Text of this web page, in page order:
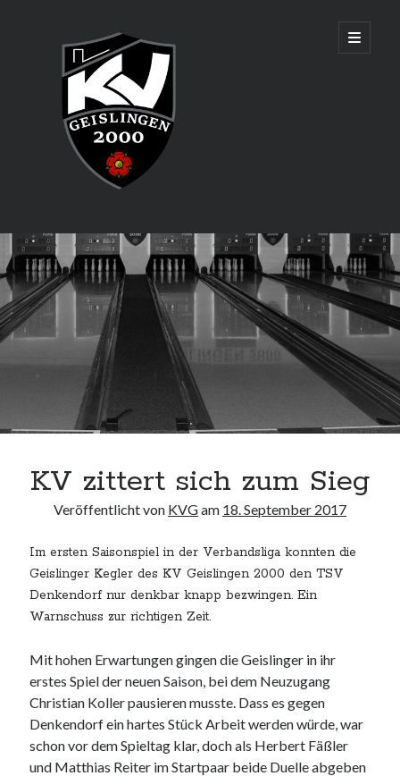
Geislingen
open
primary
Sidebar
Aktuelles
Senioren sind Württembergischer Mannschaftsmeister und
qualifizieren sich für die Deutsche Meisterschaft in Augsburg!
Adresse & Trainingszeiten
Heidenheimer Str. 87
73312 Geislingen an der Steige
Trainingszeiten:
Webseite durchsuchen:
Suchen
Nachrichtenarchiv
Nachrichtenarchiv
KV zittert sich zum Sieg
Veröffentlicht von KVGam 18. September 2017
Im ersten Saisonspiel in der Verbandsliga konnten die
Geislinger Kegler des KV Geislingen 2000 den TSV
Denkendorf nur denkbar knapp bezwingen. Ein
Warnschuss zur richtigen Zeit.
Mit hohen Erwartungen gingen die Geislinger in ihr
erstes Spiel der neuen Saison, bei dem Neuzugang
Christian Koller pausieren musste. Dass es gegen
Denkendorf ein hartes Stück Arbeit werden würde, war
schon vor dem Spieltag klar, doch als Herbert Fäßler
und Matthias Reiter im Startpaar beide Duelle abgeben